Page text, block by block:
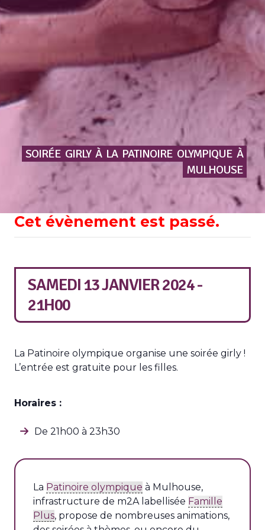
SOIRÉE GIRLY À LA PATINOIRE OLYMPIQUE À
MULHOUSE
Cet évènement est passé.
SAMEDI 13 JANVIER 2024 -
21H00
La Patinoire olympique organise une soirée girly !
L’entrée est gratuite pour les filles.
Horaires :
De 21h00 à 23h30
La Patinoire olympique à Mulhouse,
infrastructure de m2A labellisée Famille
Plus, propose de nombreuses animations,